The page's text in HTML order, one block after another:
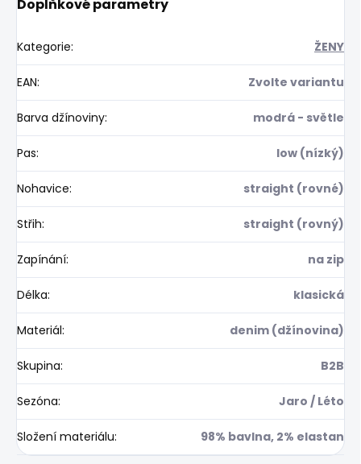
Doplňkové parametry
Kategorie: ŽENY
EAN: Zvolte variantu
Barva džínoviny: modrá - světle
Pas: low (nízký)
Nohavice: straight (rovné)
Střih: straight (rovný)
Zapínání: na zip
Délka: klasická
Materiál: denim (džínovina)
Skupina: B2B
Sezóna: Jaro / Léto
Složení materiálu: 98% bavlna, 2% elastan